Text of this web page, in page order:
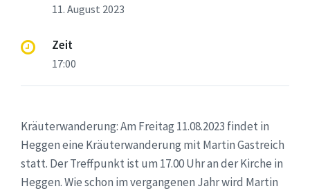
11. August 2023
Zeit
17:00
Kräuterwanderung: Am Freitag 11.08.2023 findet in
Heggen eine Kräuterwanderung mit Martin Gastreich
statt. Der Treffpunkt ist um 17.00 Uhr an der Kirche in
Heggen. Wie schon im vergangenen Jahr wird Martin